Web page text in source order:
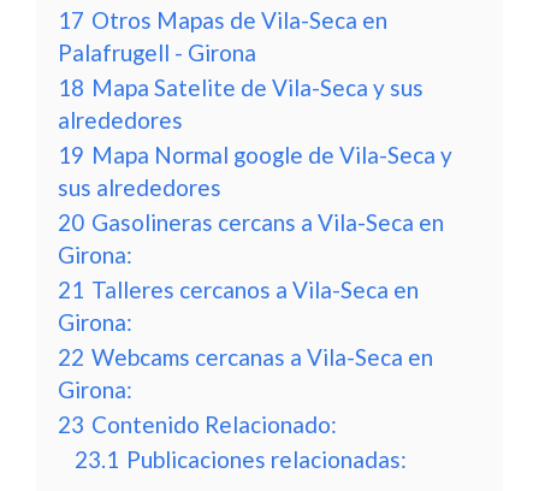
17 Otros Mapas de Vila-Seca en
Palafrugell - Girona
18 Mapa Satelite de Vila-Seca y sus
alrededores
19 Mapa Normal google de Vila-Seca y
sus alrededores
20 Gasolineras cercans a Vila-Seca en
Girona:
21 Talleres cercanos a Vila-Seca en
Girona:
22 Webcams cercanas a Vila-Seca en
Girona:
23 Contenido Relacionado:
23.1 Publicaciones relacionadas: